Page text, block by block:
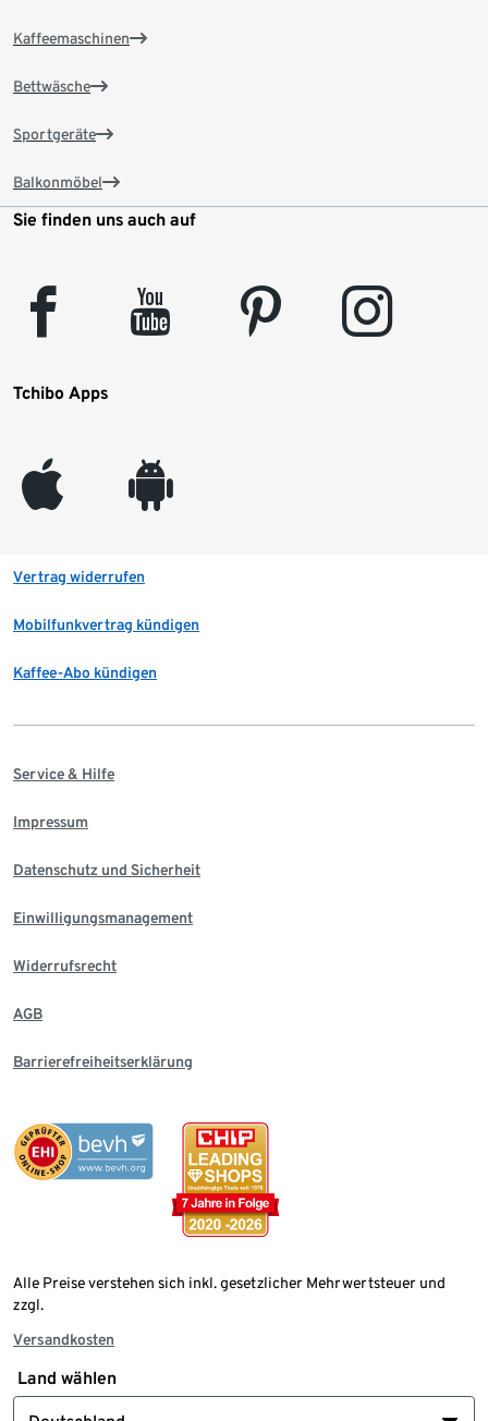
Kaffeemaschinen
Bettwäsche
Sportgeräte
Balkonmöbel
Sie finden uns auch auf
facebook youtube pinterest instagram
Tchibo Apps
appleinc android
Vertrag widerrufen
Mobilfunkvertrag kündigen
Kaffee-Abo kündigen
Service & Hilfe
Impressum
Datenschutz und Sicherheit
Einwilligungsmanagement
Widerrufsrecht
AGB
Barrierefreiheitserklärung
Alle Preise verstehen sich inkl. gesetzlicher Mehrwertsteuer und
zzgl.
Versandkosten
Land wählen